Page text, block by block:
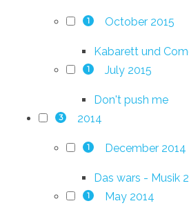
1 October 2015
Kabarett und
1 July 2015
Don't push me
3 2014
1 December 2014
Das wars - Musik
1 May 2014